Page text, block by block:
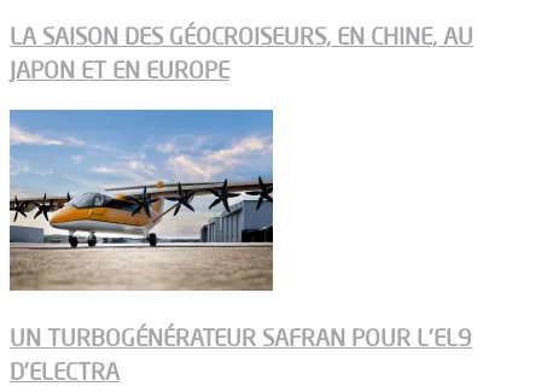
LA SAISON DES GÉOCROISEURS, EN CHINE, AU
JAPON ET EN EUROPE
UN TURBOGÉNÉRATEUR SAFRAN POUR L’EL9
D’ELECTRA